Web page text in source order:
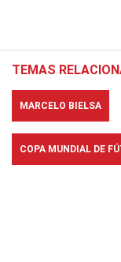
TEMAS
MARCELO BIELSA
COPA MUNDIAL DE